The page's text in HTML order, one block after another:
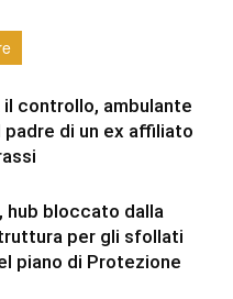
il controllo, ambulante
padre di un ex affiliato
hub bloccato dalla
per gli sfollati
piano di Protezione